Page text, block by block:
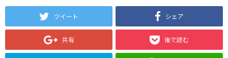
ツイート シェア
共有 後で読む